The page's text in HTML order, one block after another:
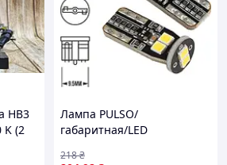
HB3
K (2
Лампа PULSO/
габаритная/LED
2835/12v/2.7W/290lm White
218₴